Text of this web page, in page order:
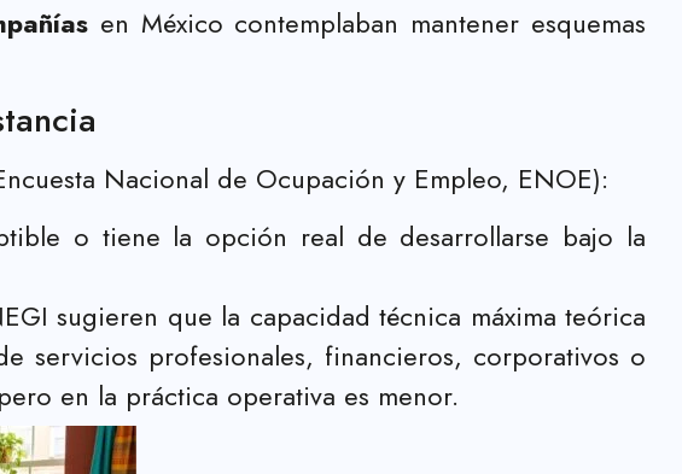
en México contemplaban mantener esquemas
Nacional de Ocupación y Empleo, ENOE):
o tiene la opción real de desarrollarse bajo la
sugieren que la capacidad técnica máxima teórica
servicios profesionales, financieros, corporativos o
en la práctica operativa es menor.